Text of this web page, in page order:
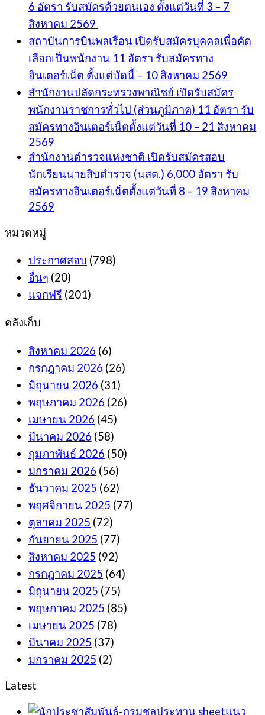
6 อัตรา รับสมัครด้วยตนเอง ตั้งแต่วันที่ 3 – 7
สิงหาคม 2569
สถาบันการบินพลเรือน เปิดรับสมัครบุคคลเพื่อคัด
เลือกเป็นพนักงาน 11 อัตรา รับสมัครทาง
อินเตอร์เน็ต ตั้งแต่บัดนี้ – 10 สิงหาคม 2569
สำนักงานปลัดกระทรวงพาณิชย์ เปิดรับสมัคร
พนักงานราชการทั่วไป (ส่วนภูมิภาค) 11 อัตรา รับ
สมัครทางอินเตอร์เน็ตตั้งแต่วันที่ 10 – 21 สิงหาคม
2569
สำนักงานตำรวจแห่งชาติ เปิดรับสมัครสอบ
นักเรียนนายสิบตำรวจ (นสต.) 6,000 อัตรา รับ
สมัครทางอินเตอร์เน็ตตั้งแต่วันที่ 8 – 19 สิงหาคม
2569
หมวดหมู่
ประกาศสอบ (798)
อื่นๆ (20)
แจกฟรี (201)
คลังเก็บ
สิงหาคม 2026 (6)
กรกฎาคม 2026 (26)
มิถุนายน 2026 (31)
พฤษภาคม 2026 (26)
เมษายน 2026 (45)
มีนาคม 2026 (58)
กุมภาพันธ์ 2026 (50)
มกราคม 2026 (56)
ธันวาคม 2025 (62)
พฤศจิกายน 2025 (77)
ตุลาคม 2025 (72)
กันยายน 2025 (77)
สิงหาคม 2025 (92)
กรกฎาคม 2025 (64)
มิถุนายน 2025 (75)
พฤษภาคม 2025 (85)
เมษายน 2025 (78)
มีนาคม 2025 (37)
มกราคม 2025 (2)
Latest
sheetแนว